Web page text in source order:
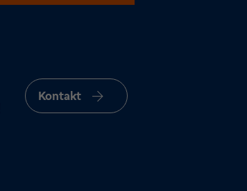
Kontakt